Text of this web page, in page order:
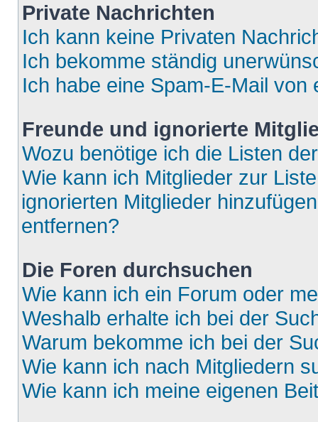
Private Nachrichten
Ich kann keine Privaten
Ich bekomme ständig
Ich habe eine Spam-E-Mail
Freunde und ignorierte
Wozu benötige ich die Listen
Wie kann ich Mitglieder zur
ignorierten Mitglieder
entfernen?
Die Foren durchsuchen
Wie kann ich ein Forum oder
Weshalb erhalte ich bei der
Warum bekomme ich bei der
Wie kann ich nach Mitgliedern
Wie kann ich meine eigenen